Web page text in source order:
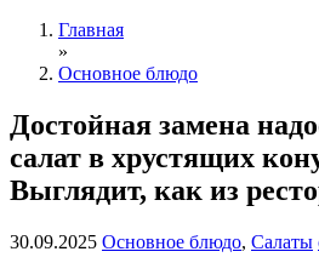
Главная
»
Основное блюдо
Достойная замена
салат в хрустящих
Выглядит, как из
30.09.2025 Основное блюдо, Салаты